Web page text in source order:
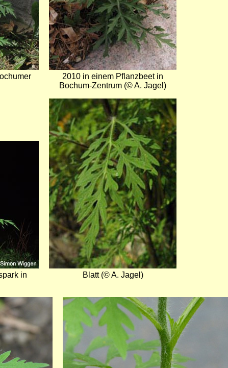
2010 in einem Pflanzbeet in
Bochum-Zentrum (© A. Jagel)
in
Bild
Blatt (© A. Jagel)
Bild